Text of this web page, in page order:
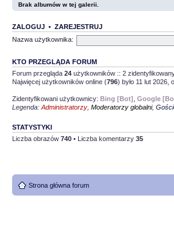
Brak albumów w tej galerii.
ZALOGUJ • ZAREJESTRUJ
Nazwa użytkownika:
KTO PRZEGLĄDA FORUM
Forum przegląda 24 użytkowników :: 2
Najwięcej użytkowników online (796) było 11 lut 2026,
Zidentyfikowani użytkownicy: Bing [Bot] Google
Legenda: Administratorzy Moderatorzy globalni,
STATYSTYKI
Liczba obrazów 740 • Liczba komentarzy 35
Strona główna forum